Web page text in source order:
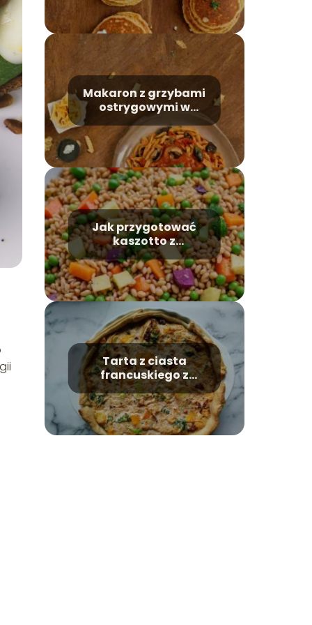
po kroku
Makaron z grzybami
ostrygowymi w
pomidorowym sosie
– receptura
Jak przygotować
kaszotto z
warzywami – zdrowa
potrawa na każdą
sytuację
Tarta z ciasta
francuskiego z
warzywami i serem –
przepis